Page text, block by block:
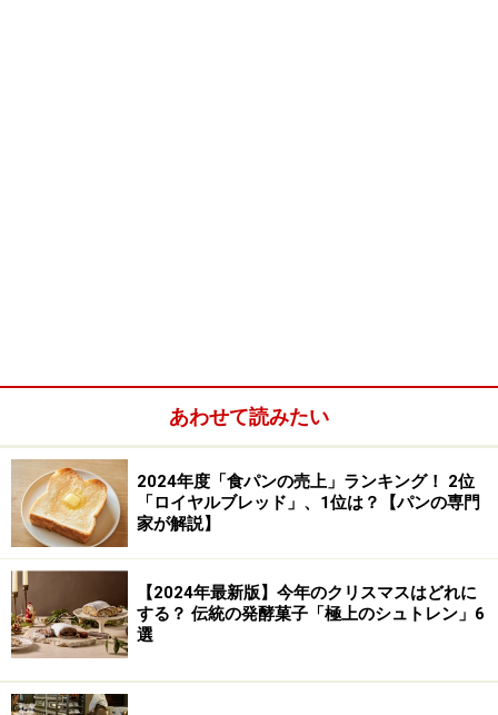
あわせて読みたい
2024年度「食パンの売上」ランキング！ 2位
「ロイヤルブレッド」、1位は？【パンの専門
家が解説】
【2024年最新版】今年のクリスマスはどれに
する？ 伝統の発酵菓子「極上のシュトレン」6
選